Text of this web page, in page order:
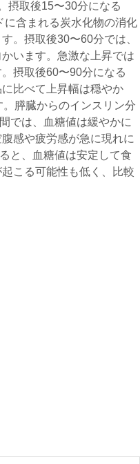
摂取後15〜30分になる
に含まれる炭水化物の消化
。摂取後30〜60分では、
います。急激な上昇では
摂取後60〜90分になる
比べて上昇幅は穏やか
膵臓からのインスリン分
では、血糖値は緩やかに
感や疲労感が急に現れに
と、血糖値は安定して食
こる可能性も低く、比較